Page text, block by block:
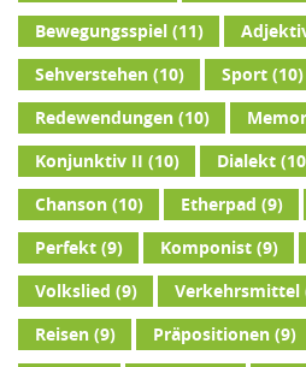
Bewegungsspiel(11)
Sehverstehen(10) Sport(10)
Redewendungen(10)
Konjunktiv II (10) Dialekt
Chanson(10) Etherpad (9)
Perfekt(9) Komponist(9)
Volkslied (9) Verkehrsmittel
Reisen(9) Präpositionen(9)